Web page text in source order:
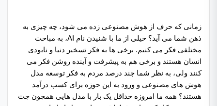
زمانی که حرف از هوش مصنوعی زده می شود، چه چیزی به
ذهن شما می آید؟ خیلی از ما با شنیدن نام AI، به مباحث
مختلفی فکر می کنیم. برخی ها به فکر تسخیر دنیا و نابودی
انسان هستند و برخی هم به پیشرفت و آینده روشن فکر می
کنند ولی، به نظر شما چند درصد مردم به فکر توسعه مدل
هوش های مصنوعی و ورود به این حوزه برای کسب درآمد
هستند؟ همه ما امروزه حداقل یک بار با مدل هایی همچون چت